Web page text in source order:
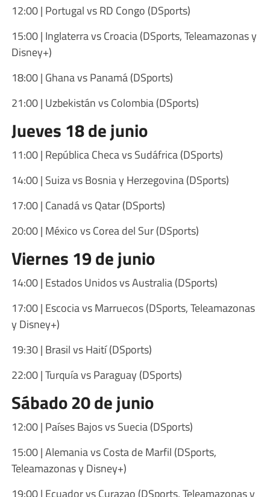
12:00 | Portugal vs RD Congo (DSports)
15:00 | Inglaterra vs Croacia (DSports, Teleamazonas y
Disney+)
18:00 | Ghana vs Panamá (DSports)
21:00 | Uzbekistán vs Colombia (DSports)
Jueves 18 de junio
11:00 | República Checa vs Sudáfrica (DSports)
14:00 | Suiza vs Bosnia y Herzegovina (DSports)
17:00 | Canadá vs Qatar (DSports)
20:00 | México vs Corea del Sur (DSports)
Viernes 19 de junio
14:00 | Estados Unidos vs Australia (DSports)
17:00 | Escocia vs Marruecos (DSports, Teleamazonas
y Disney+)
19:30 | Brasil vs Haití (DSports)
22:00 | Turquía vs Paraguay (DSports)
Sábado 20 de junio
12:00 | Países Bajos vs Suecia (DSports)
15:00 | Alemania vs Costa de Marfil (DSports,
Teleamazonas y Disney+)
19:00 | Ecuador vs Curazao (DSports, Teleamazonas y